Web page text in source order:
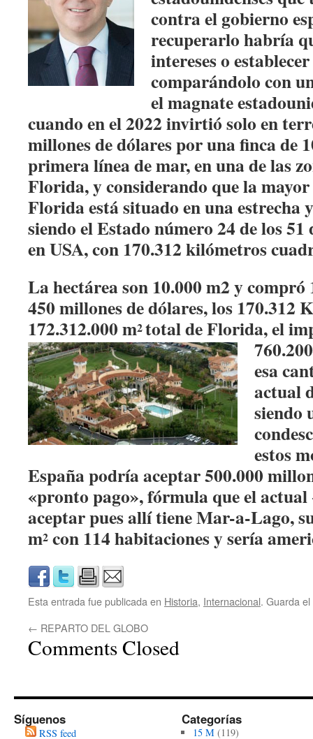
contra el gobierno
recuperarlo habría
intereses o
comparándolo con
el magnate
cuando en el 2022 invirtió solo en
millones de dólares por una finca de
primera línea de mar, en una de las
Florida, y considerando que la
Florida está situado en una estrecha
siendo el Estado número 24 de los
en USA, con 170.312 kilómetros
La hectárea son 10.000 m2 y compró
450 millones de dólares, los 170.312
172.312.000 m2total de Florida, el
esa
actual
siendo
estos
España podría aceptar 500.000
«pronto pago», fórmula que el
aceptar pues allí tiene Mar-a-Lago,
m2 con 114 habitaciones y sería
Esta entrada fue publicada en Historia, Internacional. Guarda el
← REPARTO DEL GLOBO
Comments Closed
Síguenos
RSS feed
Categorías
15 M(119)